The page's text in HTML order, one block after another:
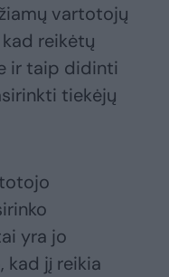
vartotojų
reikėtų
ir taip didinti
tiekėjų
yra jo
kad jį reikia